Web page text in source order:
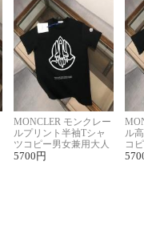
MONCLER モンクレー
ルプリント半袖Tシャ
ツコピー男女兼用大人
可愛い春夏コーデ
5700 円
ル
コ
ィ